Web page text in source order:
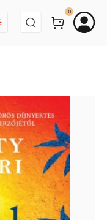
BEJELENTKEZÉS
0